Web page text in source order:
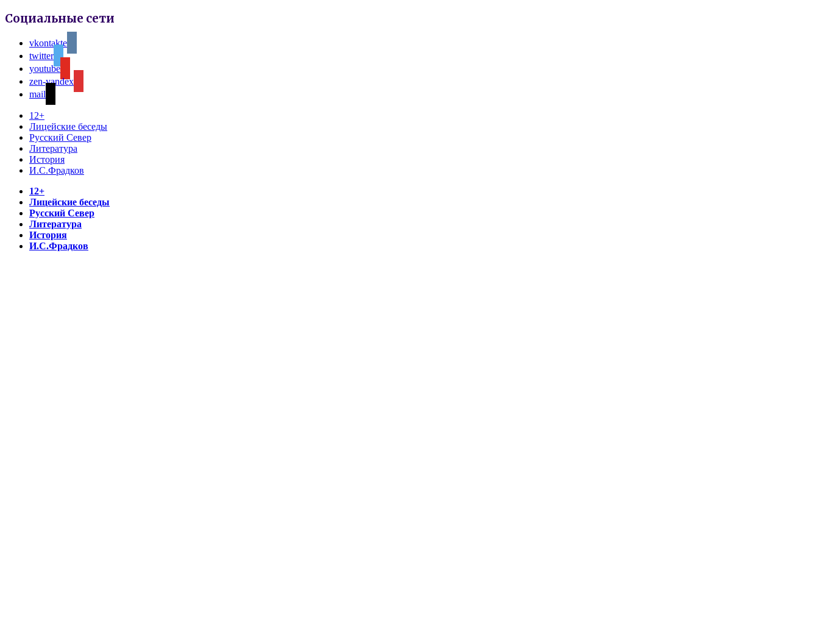
Социальные сети
vkontakte
twitter
youtube
zen-yandex
mail
12+
Лицейские беседы
Русский Север
Литература
История
И.С.Фрадков
12+
Лицейские беседы
Русский Север
Литература
История
И.С.Фрадков